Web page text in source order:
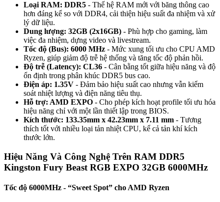
Loại RAM: DDR5 - Thế hệ RAM mới với băng thông cao
hơn đáng kể so với DDR4, cải thiện hiệu suất đa nhiệm và xử
lý dữ liệu.
Dung lượng: 32GB (2x16GB) - Phù hợp cho gaming, làm
việc đa nhiệm, dựng video và livestream.
Tốc độ (Bus): 6000 MHz - Mức xung tối ưu cho CPU AMD
Ryzen, giúp giảm độ trễ hệ thống và tăng tốc độ phản hồi.
Độ trễ (Latency): CL36 - Cân bằng tốt giữa hiệu năng và độ
ổn định trong phân khúc DDR5 bus cao.
Điện áp: 1.35V - Đảm bảo hiệu suất cao nhưng vẫn kiểm
soát nhiệt lượng và điện năng tiêu thụ.
Hỗ trợ: AMD EXPO - Cho phép kích hoạt profile tối ưu hóa
hiệu năng chỉ với một lần thiết lập trong BIOS.
Kích thước: 133.35mm x 42.23mm x 7.11 mm - Tương
thích tốt với nhiều loại tản nhiệt CPU, kể cả tản khí kích
thước lớn.
Hiệu Năng Và Công Nghệ Trên RAM DDR5
Kingston Fury Beast RGB EXPO 32GB 6000MHz
Tốc độ 6000MHz - “Sweet Spot” cho AMD Ryzen